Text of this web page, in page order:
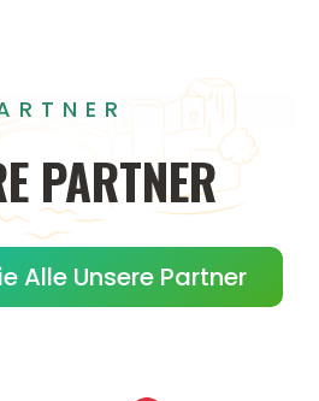
PARTNER
Alle Unsere Partner